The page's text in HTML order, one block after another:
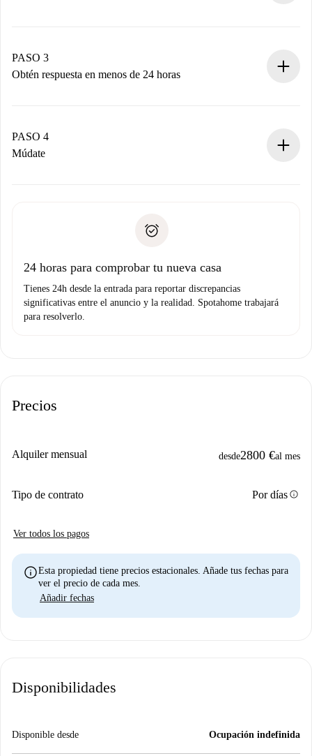
propietario acepte.
PASO 3
Obtén respuesta en menos de 24 horas
contacto con el propietario.
Si es rechazada: No te haremos ningún cargo y te
Prueba de solvencia
PASO 4
Múdate
no nos comunicas ningún problema.
24 horas para comprobar tu nueva casa
Tienes 24h desde la entrada para reportar discrepancias
significativas entre el anuncio y la realidad. Spotahome trabajará
para resolverlo.
Precios
Alquiler mensual desde2800 €al mes
Tipo de contrato Por díasinfo
Ver todos los pagos
infoEsta propiedad tiene precios estacionales. Añade tus fechas para
ver el precio de cada mes.
Añadir fechas
Disponibilidades
Disponible desde Ocupación indefinida